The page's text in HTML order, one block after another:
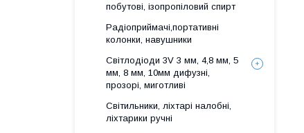
побутові, ізопропіловий спирт
Радіоприймачі,портативні
колонки, навушники
Світлодіоди 3V 3 мм, 4,8 мм, 5
мм, 8 мм, 10мм дифузні,
прозорі, миготливі
Світильники, ліхтарі налобні,
ліхтарики ручні